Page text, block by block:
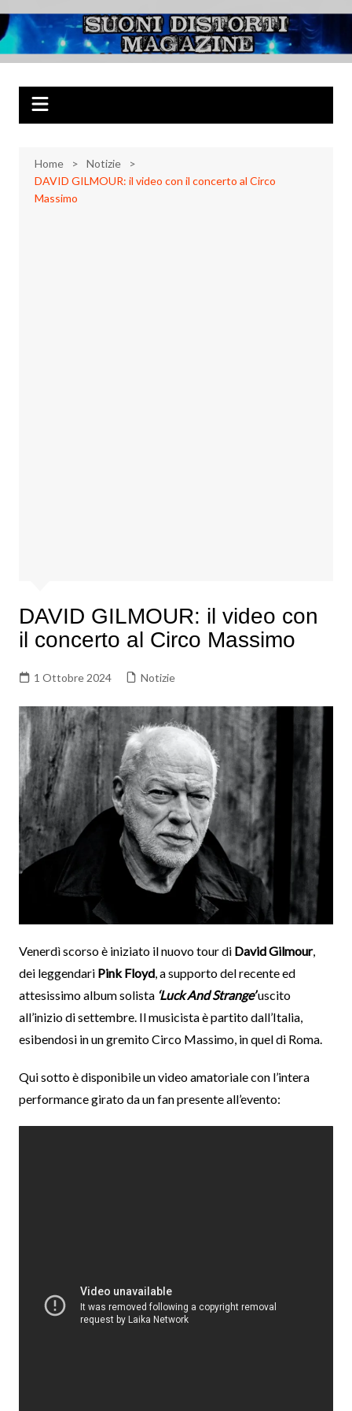
al
contenuto
Suoni Distorti
Magazine
Musica Rock, Metal, Punk e varie sonorità alternative
Home
Notizie
DAVID GILMOUR: il video con il concerto al Circo
Massimo
DAVID GILMOUR: il video con
il concerto al Circo Massimo
1 Ottobre 2024 Notizie
Venerdì scorso è iniziato il nuovo tour di David Gilmour,
dei leggendari Pink Floyd, a supporto del recente ed
attesissimo album solista ‘Luck And Strange’uscito
all’inizio di settembre. Il musicista è partito dall’Italia,
esibendosi in un gremito Circo Massimo, in quel di Roma.
Qui sotto è disponibile un video amatoriale con l’intera
performance girato da un fan presente all’evento: